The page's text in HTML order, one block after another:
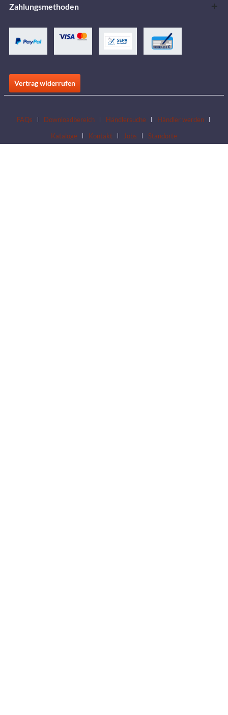
Zahlungsmethoden
Vertrag widerrufen
FAQs Downloadbereich Händlersuche
Händler werden
Kataloge
Kontakt Jobs Standorte